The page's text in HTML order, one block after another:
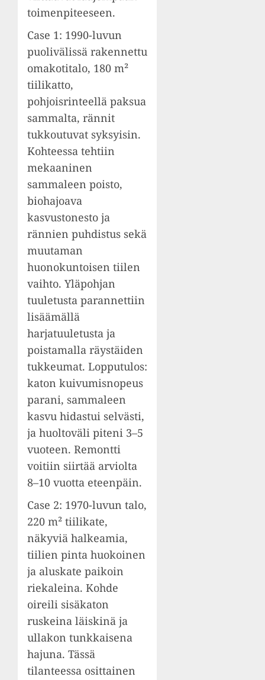
toimenpiteeseen.
Case 1: 1990-luvun
puolivälissä rakennettu
omakotitalo, 180 m²
tiilikatto,
pohjoisrinteellä paksua
sammalta, rännit
tukkoutuvat syksyisin.
Kohteessa tehtiin
mekaaninen
sammaleen poisto,
biohajoava
kasvustonesto ja
rännien puhdistus sekä
muutaman
huonokuntoisen tiilen
vaihto. Yläpohjan
tuuletusta parannettiin
lisäämällä
harjatuuletusta ja
poistamalla räystäiden
tukkeumat. Lopputulos:
katon kuivumisnopeus
parani, sammaleen
kasvu hidastui selvästi,
ja huoltoväli piteni 3–5
vuoteen. Remontti
voitiin siirtää arviolta
8–10 vuotta eteenpäin.
Case 2: 1970-luvun talo,
220 m² tiilikate,
näkyviä halkeamia,
tiilien pinta huokoinen
ja aluskate paikoin
riekaleina. Kohde
oireili sisäkaton
ruskeina läiskinä ja
ullakon tunkkaisena
hajuna. Tässä
tilanteessa osittainen